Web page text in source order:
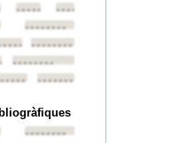
••••••••••••••••
••••••••
••••••••
••••••••
••••••••
••••••••